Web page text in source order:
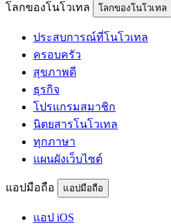
โลกของโนโวเทล โลกของโนโวเทล
ประสบการณ์ที่โนโวเทล
ครอบครัว
สุขภาพดี
ธุรกิจ
โปรแกรมสมาชิก
นิตยสารโนโวเทล
ทุกภาษา
แผนผังเว็บไซต์
แอปมือถือ แอปมือถือ
แอป iOS